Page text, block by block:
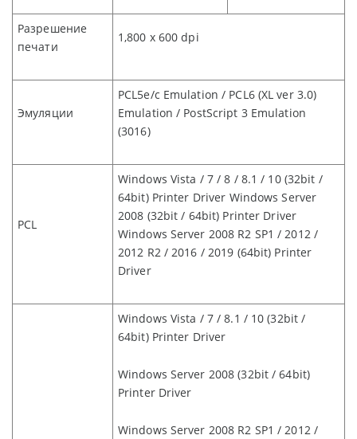
Разрешение
печати
1,800 x 600 dpi
Эмуляции
PCL5e/c Emulation / PCL6 (XL ver 3.0)
Emulation / PostScript 3 Emulation
(3016)
PCL
Windows Vista / 7 / 8 / 8.1 / 10 (32bit /
64bit) Printer Driver Windows Server
2008 (32bit / 64bit) Printer Driver
Windows Server 2008 R2 SP1 / 2012 /
2012 R2 / 2016 / 2019 (64bit) Printer
Driver
Windows Vista / 7 / 8.1 / 10 (32bit /
64bit) Printer Driver
Windows Server 2008 (32bit / 64bit)
Printer Driver
Windows Server 2008 R2 SP1 / 2012 /